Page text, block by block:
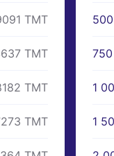
TMT
TMT
TMT
TMT
1
1